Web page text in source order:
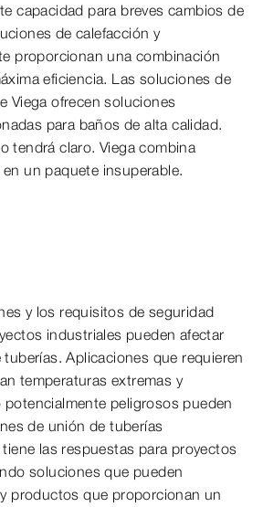
capacidad para breves cambios de
de calefacción y
proporcionan una combinación
eficiencia. Las soluciones de
Viega ofrecen soluciones
para baños de alta calidad.
tendrá claro. Viega combina
un paquete insuperable.
y los requisitos de seguridad
industriales pueden afectar
Aplicaciones que requieren
temperaturas extremas y
peligrosos pueden
de unión de tuberías
las respuestas para proyectos
soluciones que pueden
productos que proporcionan un